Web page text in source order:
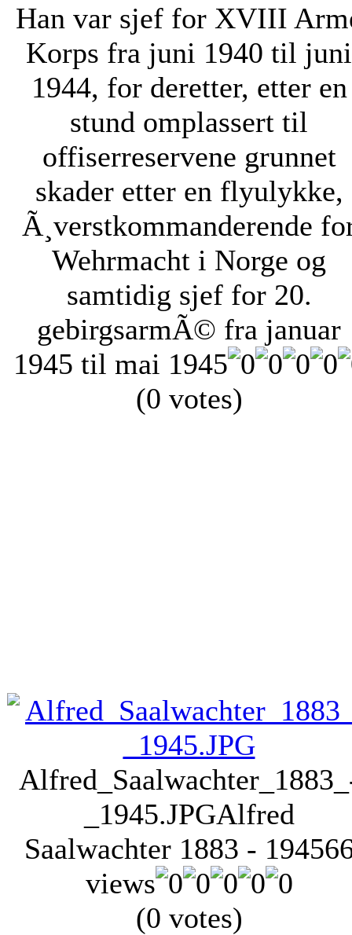
Han var sjef for XVIII
Korps fra juni 1940 til juni
1944, for deretter, etter en
stund omplassert til
offiserreservene grunnet
skader etter en flyulykke,
Ã¸verstkommanderende
Wehrmacht i Norge og
samtidig sjef for 20.
gebirgsarmÃ© fra januar
1945 til mai 1945
(0 votes)
_1945.JPGAlfred
Saalwachter 1883 - 1945
views
(0 votes)